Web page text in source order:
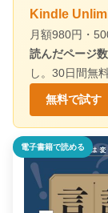
Kindle
月額980円・
読んだページ
し。30日間無
無料で試す
電子書籍で読める